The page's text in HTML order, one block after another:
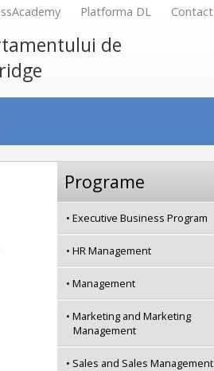
Platforma DL Contact
de
Programe
Executive Business Program
HR Management
Management
Marketing and Marketing
Management
Sales and Sales Management